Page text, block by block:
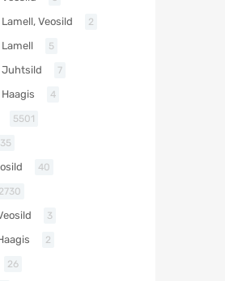
Veosild 2
5
Juhtsild 7
4
5501
40
2730
3
2
26